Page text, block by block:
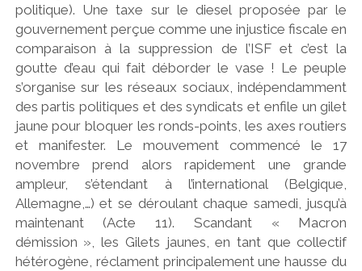
politique). Une taxe sur le diesel proposée par le
gouvernement perçue comme une injustice fiscale en
comparaison à la suppression de l’ISF et c’est la
goutte d’eau qui fait déborder le vase ! Le peuple
s’organise sur les réseaux sociaux, indépendamment
des partis politiques et des syndicats et enfile un gilet
jaune pour bloquer les ronds-points, les axes routiers
et manifester. Le mouvement commencé le 17
novembre prend alors rapidement une grande
ampleur, s’étendant à l’international (Belgique,
Allemagne,…) et se déroulant chaque samedi, jusqu’à
maintenant (Acte 11). Scandant « Macron
démission », les Gilets jaunes, en tant que collectif
hétérogène, réclament principalement une hausse du